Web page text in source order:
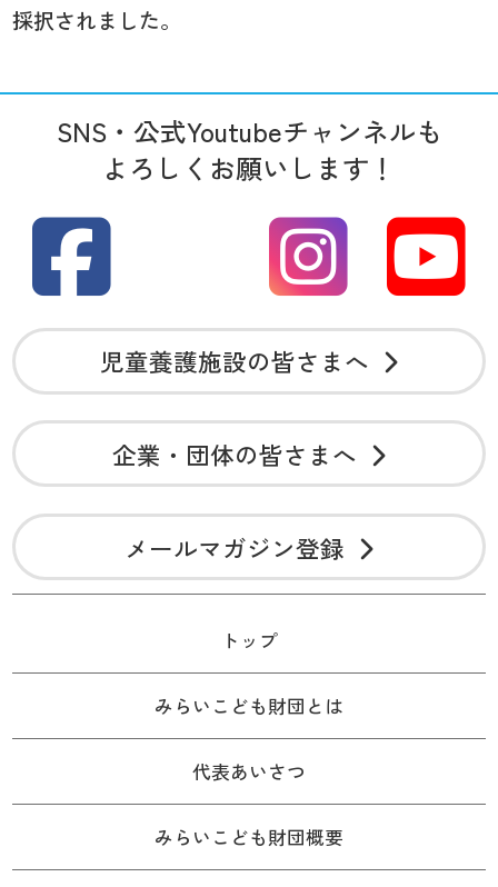
採択されました。
SNS・公式Youtubeチャンネルも
よろしくお願いします！
児童養護施設の皆さまへ
企業・団体の皆さまへ
メールマガジン登録
トップ
みらいこども財団とは
代表あいさつ
みらいこども財団概要